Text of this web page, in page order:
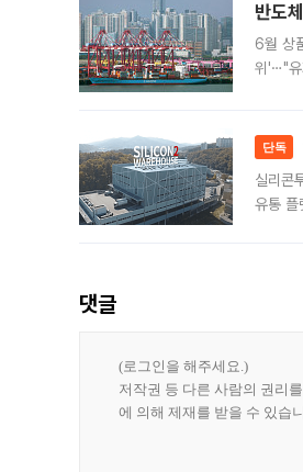
반도
6월 상
위'⋯"유
단독
실리콘
유통 플
댓글